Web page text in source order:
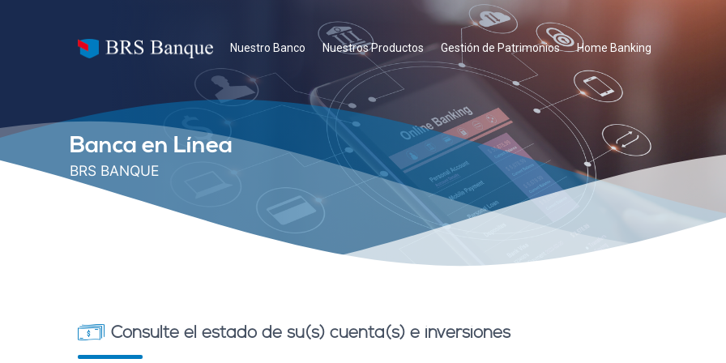
Nuestro Banco Nuestros Productos Gestión de Patrimonios Home Banking
Banca en Línea
BRS BANQUE
Consulte el estado de su(s) cuenta(s) e inversiones